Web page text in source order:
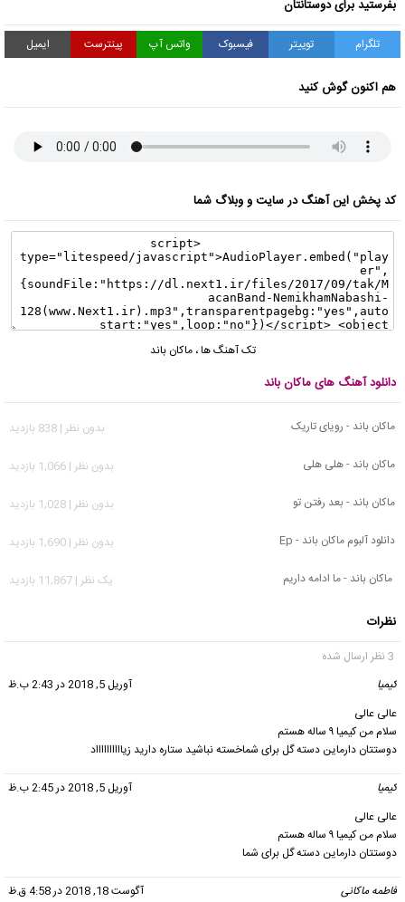
بفرستید برای دوستانتان
تلگرام توییتر فیسبوک واتس آپ پینترست ایمیل
هم اکنون گوش کنید
کد پخش این آهنگ در سایت و وبلاگ شما
تک آهنگ ها،ماکان باند
دانلود آهنگ های ماکان باند
ماکان باند - رویای تاریک
بدون نظر | 838 بازدید
ماکان باند - هلی هلی
بدون نظر | 1,066 بازدید
ماکان باند - بعد رفتن تو
بدون نظر | 1,028 بازدید
دانلود آلبوم ماکان باند - Ep
بدون نظر | 1,690 بازدید
ماکان باند - ما ادامه داریم
يک نظر | 11,867 بازدید
نظرات
3 نظر ارسال شده
کیمیا
آوریل 5, 2018 در 2:43 ب.ظ
عالی عالی
سلام من کیمیا ۹ ساله هستم
دوستتان دارماین دسته گل برای شماخسته نباشید ستاره دارید زیااااااااااد
کیمیا
آوریل 5, 2018 در 2:45 ب.ظ
عالی عالی
سلام من کیمیا ۹ ساله هستم
دوستتان دارماین دسته گل برای شما
فاطمه ماکانی
آگوست 18, 2018 در 4:58 ق.ظ